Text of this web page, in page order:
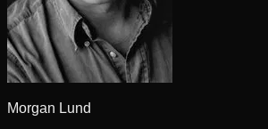
Morgan Lund